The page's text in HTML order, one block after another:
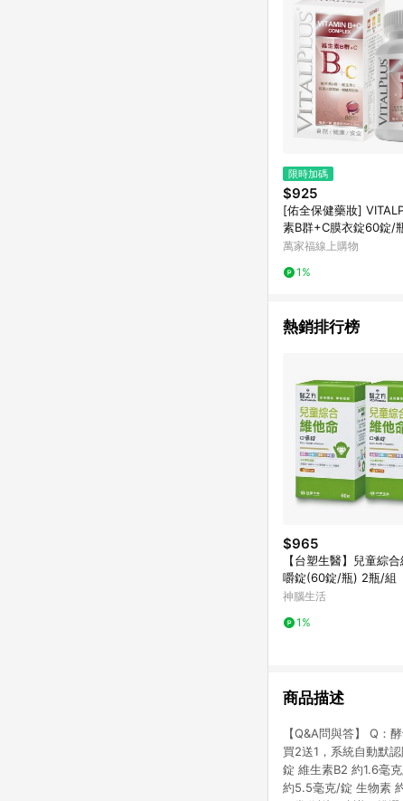
限時加碼
$925
[佑全保健藥妝]
素B群+C膜衣錠60錠/
萬家福線上購物
1%
熱銷排行榜
$965
【台塑生醫】兒童綜
嚼錠(60錠/瓶) 2瓶/組
神腦生活
1%
商品描述
【Q&A問與答】 Q：
買2送1，系統自動默
錠 維生素B2 約1.6毫
約5.5毫克/錠 生物素